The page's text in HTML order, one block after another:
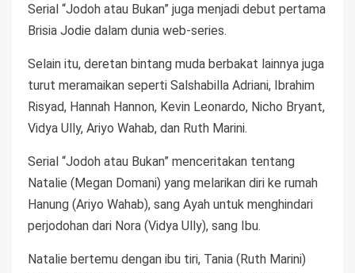
Serial “Jodoh atau Bukan” juga menjadi debut pertama
Brisia Jodie dalam dunia web-series.
Selain itu, deretan bintang muda berbakat lainnya juga
turut meramaikan seperti Salshabilla Adriani, Ibrahim
Risyad, Hannah Hannon, Kevin Leonardo, Nicho Bryant,
Vidya Ully, Ariyo Wahab, dan Ruth Marini.
Serial “Jodoh atau Bukan” menceritakan tentang
Natalie (Megan Domani) yang melarikan diri ke rumah
Hanung (Ariyo Wahab), sang Ayah untuk menghindari
perjodohan dari Nora (Vidya Ully), sang Ibu.
Natalie bertemu dengan ibu tiri, Tania (Ruth Marini)